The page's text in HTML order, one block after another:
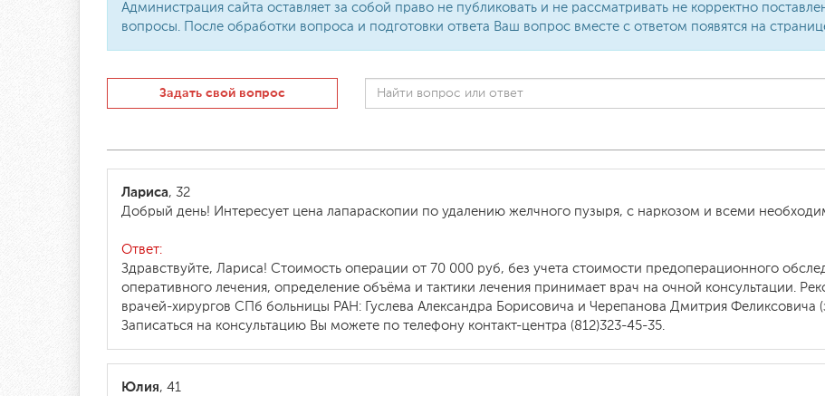
Администрация сайта оставляет за собой право не публиковать и не рассматривать не корректно
вопросы. После обработки вопроса и подготовки ответа Ваш вопрос вместе с ответом появятся на
Задать свой вопрос
Лариса, 32
Добрый день! Интересует цена лапараскопии по удалению желчного пузыря, с наркозом и всеми
Ответ:
Здравствуйте, Лариса! Стоимость операции от 70 000 руб, без учета стоимости предоперационного
оперативного лечения, определение объёма и тактики лечения принимает врач на очной консультации.
врачей-хирургов СПб больницы РАН: Гуслева Александра Борисовича и Черепанова Дмитрия Феликсовича
Записаться на консультацию Вы можете по телефону контакт-центра (812)323-45-35.
Юлия, 41